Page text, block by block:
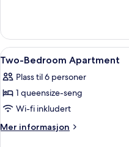
For
4
Åpne
alle
bildene
av
Two-
Bedroom
13
Two-Bedroom Apartment
Plass til 6 personer
1 queensize-seng
Wi-fi inkludert
Mer informasjon
Mer